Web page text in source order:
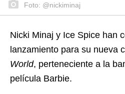
Foto: @nickiminaj
Nicki Minaj y Ice Spice han
lanzamiento para su nueva
World, perteneciente a la
película Barbie.